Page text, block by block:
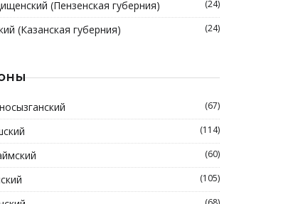
(Пензенская губерния) (24)
(Казанская губерния) (24)
(67)
(114)
(60)
(105)